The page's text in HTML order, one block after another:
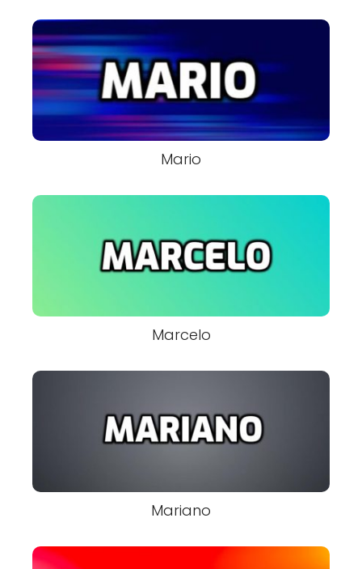
Mario
Marcelo
Mariano